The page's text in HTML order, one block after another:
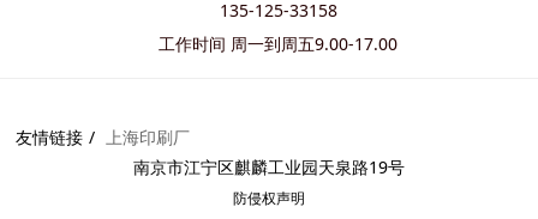
135-125-33158
工作时间 周一到周五9.00-17.00
友情链接
上海印刷厂
南京市江宁区麒麟工业园天泉路19号
防侵权声明